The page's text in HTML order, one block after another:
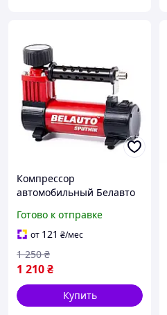
Компрессор
автомобильный Белавто
150 Вт
Готово к отправке
от 121 ₴/мес
1 210₴
1 250 ₴
Купить